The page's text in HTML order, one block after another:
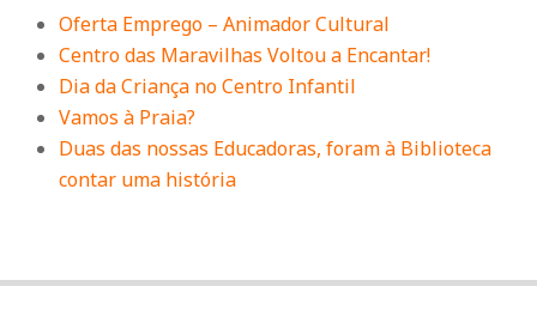
Oferta Emprego – Animador Cultural
Centro das Maravilhas Voltou a Encantar!
Dia da Criança no Centro Infantil
Vamos à Praia?
Duas das nossas Educadoras, foram à Biblioteca
contar uma história